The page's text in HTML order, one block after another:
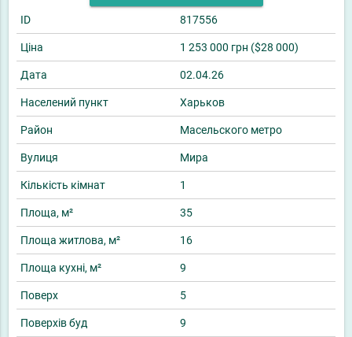
ID 817556
Ціна 1 253 000 грн ($28 000)
Дата 02.04.26
Населений пункт Харьков
Район Масельского метро
Вулиця Мира
Кількість кімнат 1
Площа, м² 35
Площа житлова, м² 16
Площа кухні, м² 9
Поверх 5
Поверхів буд 9